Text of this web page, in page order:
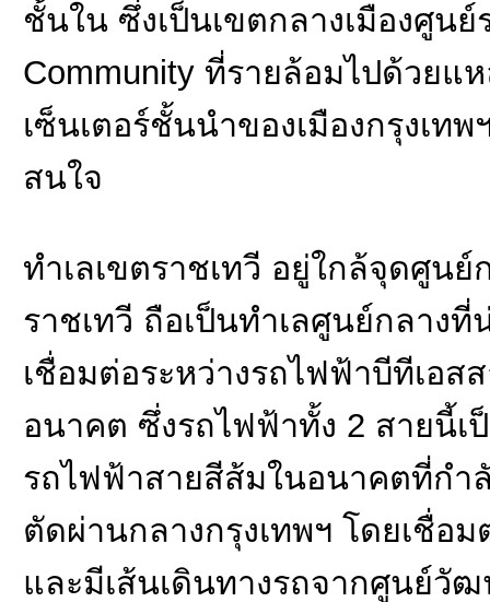
ชั้นใน ซึ่งเป็นเขตกลางเมืองศูน
Community ที่รายล้อมไปด้วยแ
เซ็นเตอร์ชั้นนำของเมืองกรุงเท
สนใจ
ทำเลเขตราชเทวี อยู่ใกล้จุดศูน
ราชเทวี ถือเป็นทำเลศูนย์กลางที่
เชื่อมต่อระหว่างรถไฟฟ้าบีทีเอ
อนาคต ซึ่งรถไฟฟ้าทั้ง 2 สายนี้เ
รถไฟฟ้าสายสีส้มในอนาคตที่กำ
ตัดผ่านกลางกรุงเทพฯ โดยเชื่อ
และมีเส้นเดินทางรถจากศูนย์วั